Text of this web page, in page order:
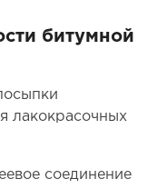
битумной
лакокрасочных
соединение